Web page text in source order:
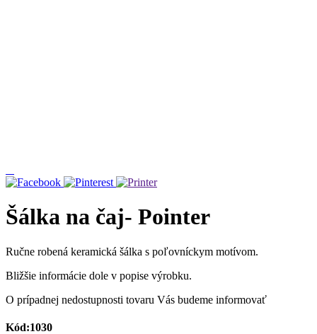
Šálka na čaj- Pointer
Ručne robená keramická šálka s poľovníckym motívom.
Bližšie informácie dole v popise výrobku.
O prípadnej nedostupnosti tovaru Vás budeme informovať
Kód:1030